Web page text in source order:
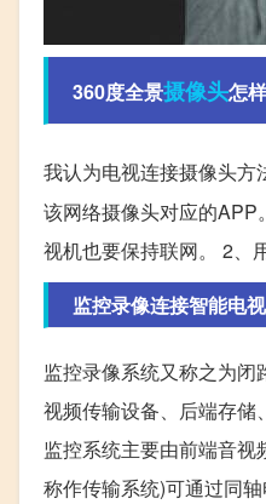
360度全景摄像头怎
我认为电视连接摄像头方
该网络摄像头对应的APP
视机也要保持联网。 2、
监控录像连接智能电
监控录像系统又称之为
视频传输设备、后端存储
监控系统主要由前端音
称作传输系统)可通过同